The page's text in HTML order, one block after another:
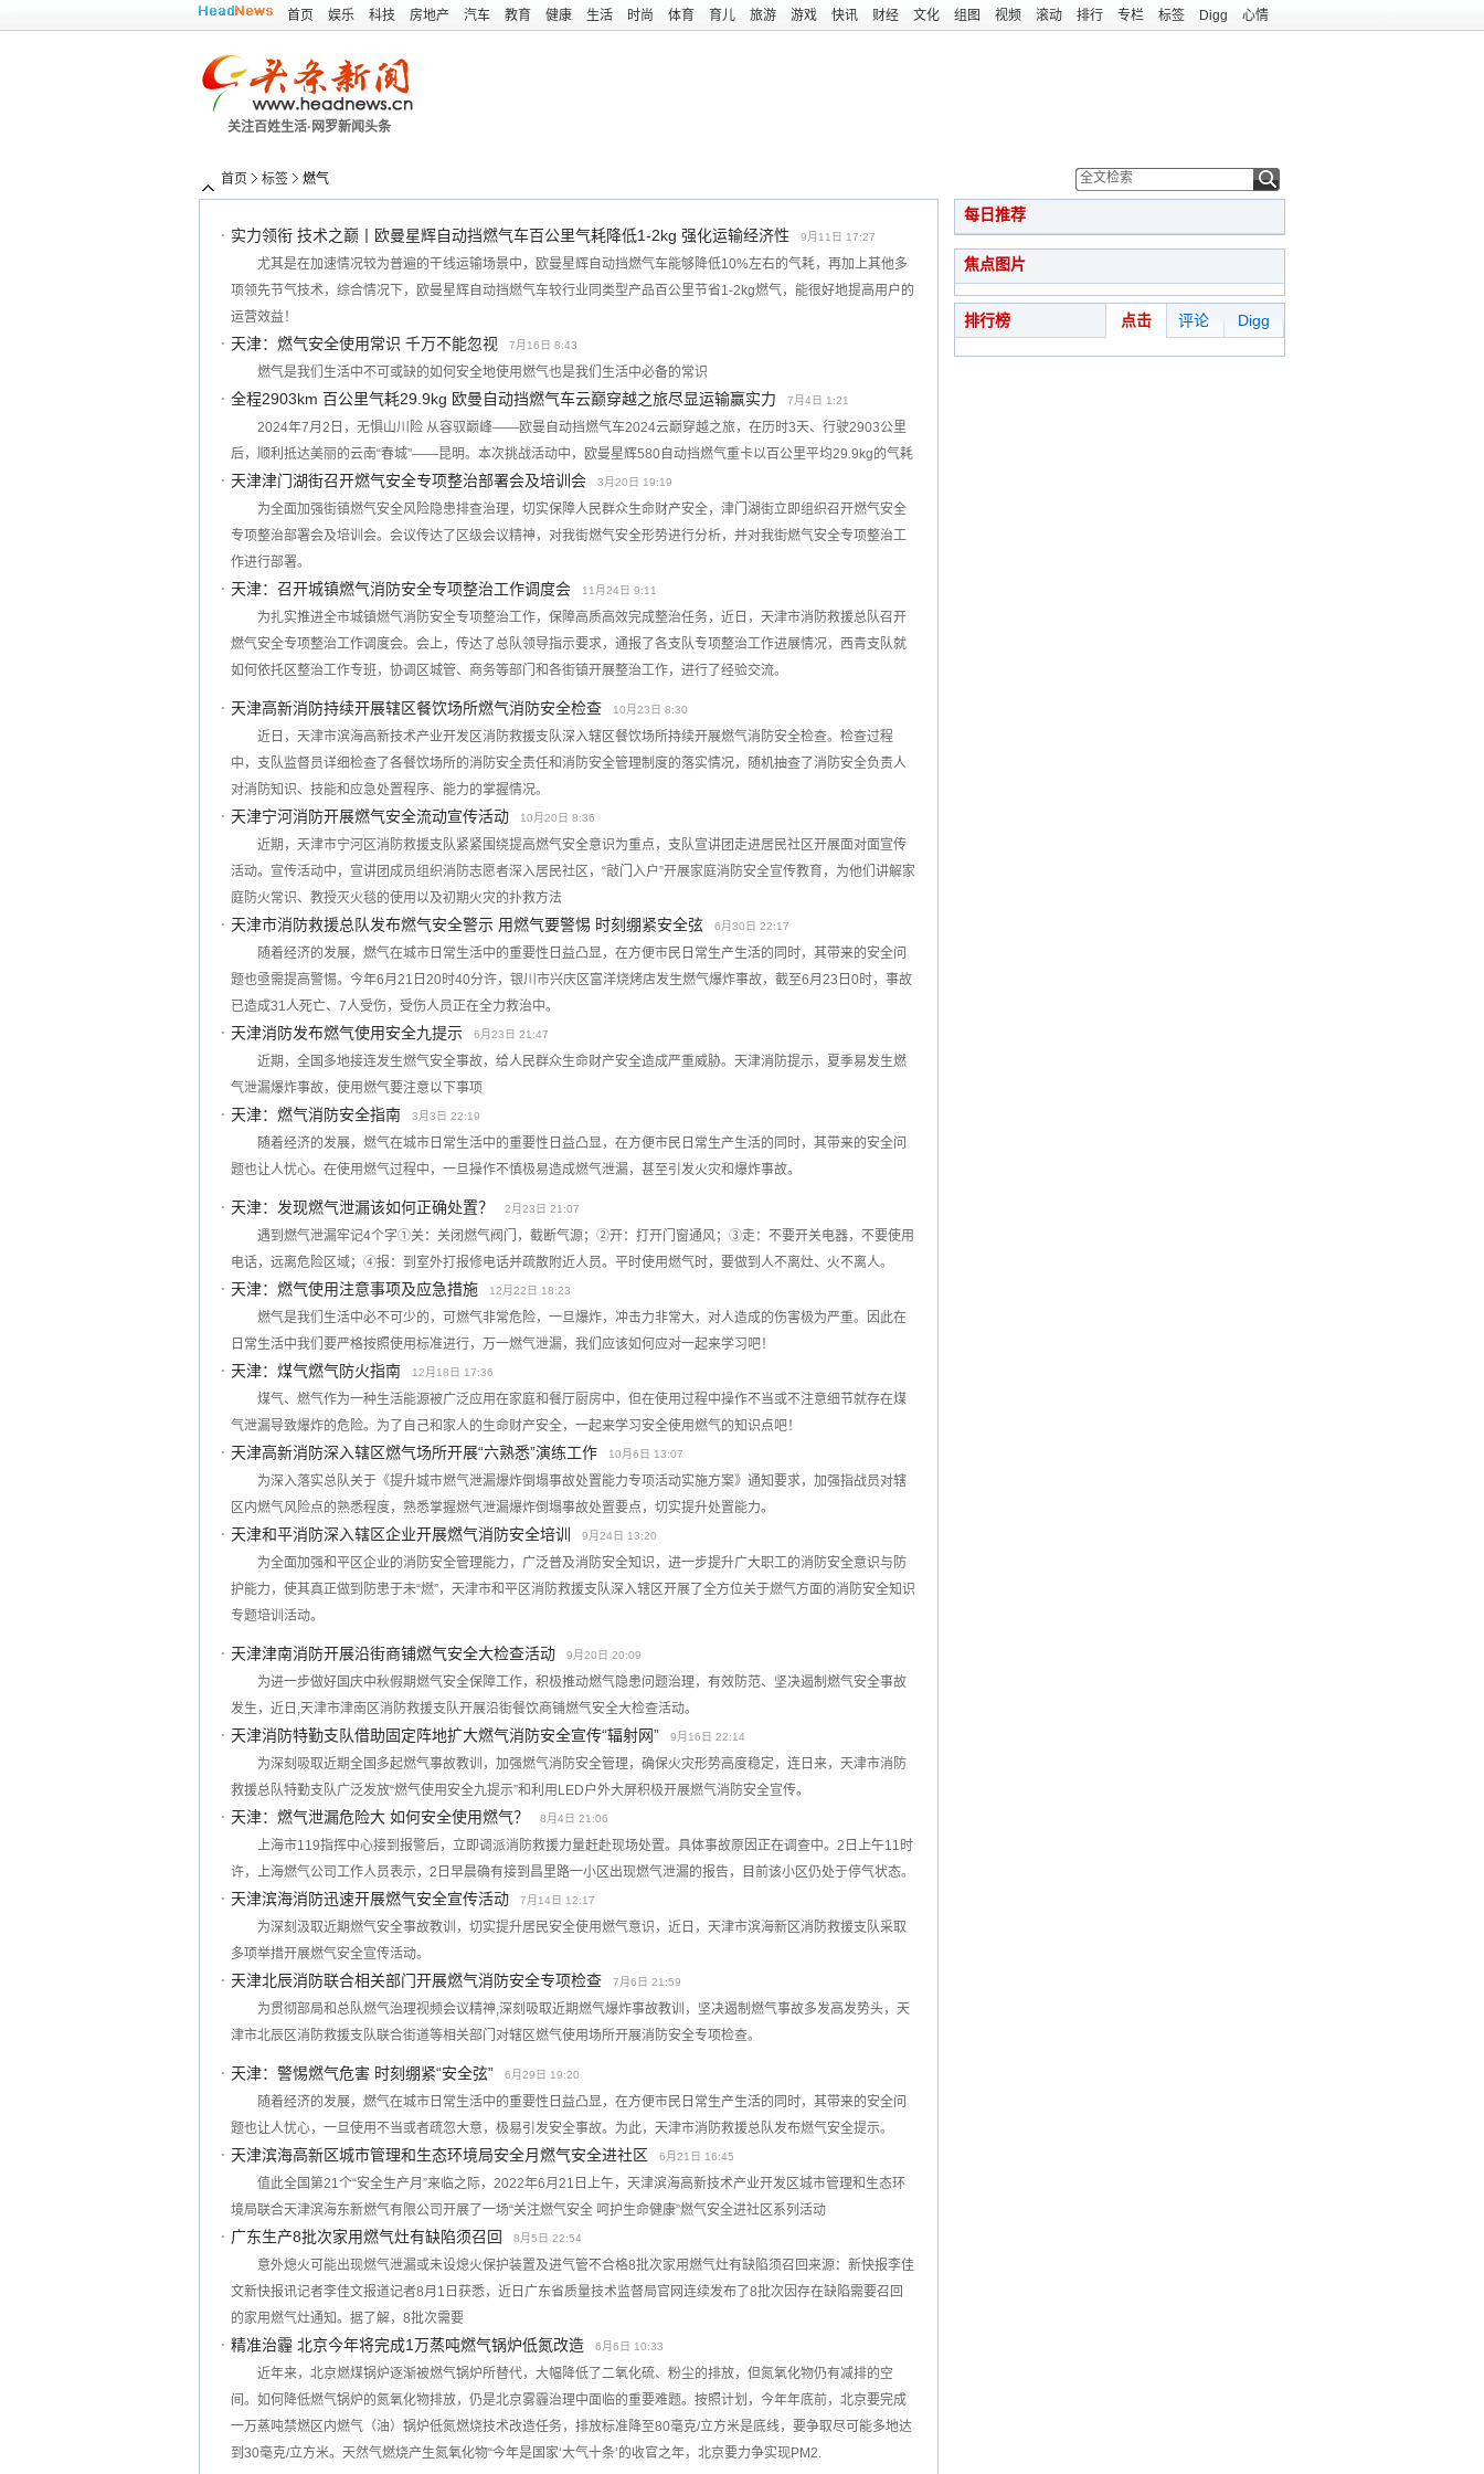
首页 娱乐 科技 房地产 汽车 教育 健康 生活 时尚 体育 育儿 旅游 游戏 快讯 财经 文化 组图 视频 滚动 排行 专栏 标签 Digg 心情
关注百姓生活·网罗新闻头条
首页 标签 燃气
实力领衔 技术之巅丨欧曼星辉自动挡燃气车百公里气耗降低1-2kg 强化运输经济性 9月11日 17:27
尤其是在加速情况较为普遍的干线运输场景中，欧曼星辉自动挡燃气车能够降低10%左右的气耗，再加上其他多
项领先节气技术，综合情况下，欧曼星辉自动挡燃气车较行业同类型产品百公里节省1-2kg燃气，能很好地提高用户的
运营效益！
天津：燃气安全使用常识 千万不能忽视 7月16日 8:43
燃气是我们生活中不可或缺的如何安全地使用燃气也是我们生活中必备的常识
全程2903km 百公里气耗29.9kg 欧曼自动挡燃气车云巅穿越之旅尽显运输赢实力 7月4日 1:21
2024年7月2日，无惧山川险 从容驭巅峰——欧曼自动挡燃气车2024云巅穿越之旅，在历时3天、行驶2903公里
后，顺利抵达美丽的云南“春城”——昆明。本次挑战活动中，欧曼星辉580自动挡燃气重卡以百公里平均29.9kg的气耗
天津津门湖街召开燃气安全专项整治部署会及培训会 3月20日 19:19
为全面加强街镇燃气安全风险隐患排查治理，切实保障人民群众生命财产安全，津门湖街立即组织召开燃气安全
专项整治部署会及培训会。会议传达了区级会议精神，对我街燃气安全形势进行分析，并对我街燃气安全专项整治工
作进行部署。
天津：召开城镇燃气消防安全专项整治工作调度会 11月24日 9:11
为扎实推进全市城镇燃气消防安全专项整治工作，保障高质高效完成整治任务，近日，天津市消防救援总队召开
燃气安全专项整治工作调度会。会上，传达了总队领导指示要求，通报了各支队专项整治工作进展情况，西青支队就
如何依托区整治工作专班，协调区城管、商务等部门和各街镇开展整治工作，进行了经验交流。
天津高新消防持续开展辖区餐饮场所燃气消防安全检查 10月23日 8:30
近日，天津市滨海高新技术产业开发区消防救援支队深入辖区餐饮场所持续开展燃气消防安全检查。检查过程
中，支队监督员详细检查了各餐饮场所的消防安全责任和消防安全管理制度的落实情况，随机抽查了消防安全负责人
对消防知识、技能和应急处置程序、能力的掌握情况。
天津宁河消防开展燃气安全流动宣传活动 10月20日 8:36
近期，天津市宁河区消防救援支队紧紧围绕提高燃气安全意识为重点，支队宣讲团走进居民社区开展面对面宣传
活动。宣传活动中，宣讲团成员组织消防志愿者深入居民社区，“敲门入户”开展家庭消防安全宣传教育，为他们讲解家
庭防火常识、教授灭火毯的使用以及初期火灾的扑救方法
天津市消防救援总队发布燃气安全警示 用燃气要警惕 时刻绷紧安全弦 6月30日 22:17
随着经济的发展，燃气在城市日常生活中的重要性日益凸显，在方便市民日常生产生活的同时，其带来的安全问
题也亟需提高警惕。今年6月21日20时40分许，银川市兴庆区富洋烧烤店发生燃气爆炸事故，截至6月23日0时，事故
已造成31人死亡、7人受伤，受伤人员正在全力救治中。
天津消防发布燃气使用安全九提示 6月23日 21:47
近期，全国多地接连发生燃气安全事故，给人民群众生命财产安全造成严重威胁。天津消防提示，夏季易发生燃
气泄漏爆炸事故，使用燃气要注意以下事项
天津：燃气消防安全指南 3月3日 22:19
随着经济的发展，燃气在城市日常生活中的重要性日益凸显，在方便市民日常生产生活的同时，其带来的安全问
题也让人忧心。在使用燃气过程中，一旦操作不慎极易造成燃气泄漏，甚至引发火灾和爆炸事故。
天津：发现燃气泄漏该如何正确处置？ 2月23日 21:07
遇到燃气泄漏牢记4个字①关：关闭燃气阀门，截断气源；②开：打开门窗通风；③走：不要开关电器，不要使用
电话，远离危险区域；④报：到室外打报修电话并疏散附近人员。平时使用燃气时，要做到人不离灶、火不离人。
天津：燃气使用注意事项及应急措施 12月22日 18:23
燃气是我们生活中必不可少的，可燃气非常危险，一旦爆炸，冲击力非常大，对人造成的伤害极为严重。因此在
日常生活中我们要严格按照使用标准进行，万一燃气泄漏，我们应该如何应对一起来学习吧！
天津：煤气燃气防火指南 12月18日 17:36
煤气、燃气作为一种生活能源被广泛应用在家庭和餐厅厨房中，但在使用过程中操作不当或不注意细节就存在煤
气泄漏导致爆炸的危险。为了自己和家人的生命财产安全，一起来学习安全使用燃气的知识点吧！
天津高新消防深入辖区燃气场所开展“六熟悉”演练工作 10月6日 13:07
为深入落实总队关于《提升城市燃气泄漏爆炸倒塌事故处置能力专项活动实施方案》通知要求，加强指战员对辖
区内燃气风险点的熟悉程度，熟悉掌握燃气泄漏爆炸倒塌事故处置要点，切实提升处置能力。
天津和平消防深入辖区企业开展燃气消防安全培训 9月24日 13:20
为全面加强和平区企业的消防安全管理能力，广泛普及消防安全知识，进一步提升广大职工的消防安全意识与防
护能力，使其真正做到防患于未“燃”，天津市和平区消防救援支队深入辖区开展了全方位关于燃气方面的消防安全知识
专题培训活动。
天津津南消防开展沿街商铺燃气安全大检查活动 9月20日 20:09
为进一步做好国庆中秋假期燃气安全保障工作，积极推动燃气隐患问题治理，有效防范、坚决遏制燃气安全事故
发生，近日,天津市津南区消防救援支队开展沿街餐饮商铺燃气安全大检查活动。
天津消防特勤支队借助固定阵地扩大燃气消防安全宣传“辐射网” 9月16日 22:14
为深刻吸取近期全国多起燃气事故教训，加强燃气消防安全管理，确保火灾形势高度稳定，连日来，天津市消防
救援总队特勤支队广泛发放“燃气使用安全九提示”和利用LED户外大屏积极开展燃气消防安全宣传。
天津：燃气泄漏危险大 如何安全使用燃气？ 8月4日 21:06
上海市119指挥中心接到报警后，立即调派消防救援力量赶赴现场处置。具体事故原因正在调查中。2日上午11时
许，上海燃气公司工作人员表示，2日早晨确有接到昌里路一小区出现燃气泄漏的报告，目前该小区仍处于停气状态。
天津滨海消防迅速开展燃气安全宣传活动 7月14日 12:17
为深刻汲取近期燃气安全事故教训，切实提升居民安全使用燃气意识，近日，天津市滨海新区消防救援支队采取
多项举措开展燃气安全宣传活动。
天津北辰消防联合相关部门开展燃气消防安全专项检查 7月6日 21:59
为贯彻部局和总队燃气治理视频会议精神,深刻吸取近期燃气爆炸事故教训，坚决遏制燃气事故多发高发势头，天
津市北辰区消防救援支队联合街道等相关部门对辖区燃气使用场所开展消防安全专项检查。
天津：警惕燃气危害 时刻绷紧“安全弦” 6月29日 19:20
随着经济的发展，燃气在城市日常生活中的重要性日益凸显，在方便市民日常生产生活的同时，其带来的安全问
题也让人忧心，一旦使用不当或者疏忽大意，极易引发安全事故。为此，天津市消防救援总队发布燃气安全提示。
天津滨海高新区城市管理和生态环境局安全月燃气安全进社区 6月21日 16:45
值此全国第21个“安全生产月”来临之际，2022年6月21日上午，天津滨海高新技术产业开发区城市管理和生态环
境局联合天津滨海东新燃气有限公司开展了一场“关注燃气安全 呵护生命健康”燃气安全进社区系列活动
广东生产8批次家用燃气灶有缺陷须召回 8月5日 22:54
意外熄火可能出现燃气泄漏或未设熄火保护装置及进气管不合格8批次家用燃气灶有缺陷须召回来源：新快报李佳
文新快报讯记者李佳文报道记者8月1日获悉，近日广东省质量技术监督局官网连续发布了8批次因存在缺陷需要召回
的家用燃气灶通知。据了解，8批次需要
精准治霾 北京今年将完成1万蒸吨燃气锅炉低氮改造 6月6日 10:33
近年来，北京燃煤锅炉逐渐被燃气锅炉所替代，大幅降低了二氧化硫、粉尘的排放，但氮氧化物仍有减排的空
间。如何降低燃气锅炉的氮氧化物排放，仍是北京雾霾治理中面临的重要难题。按照计划，今年年底前，北京要完成
一万蒸吨禁燃区内燃气（油）锅炉低氮燃烧技术改造任务，排放标准降至80毫克/立方米是底线，要争取尽可能多地达
到30毫克/立方米。天然气燃烧产生氮氧化物“今年是国家‘大气十条’的收官之年，北京要力争实现PM2.
每日推荐
焦点图片
排行榜 点击 评论 Digg